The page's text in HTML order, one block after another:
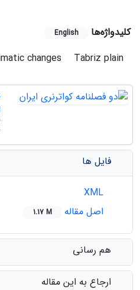
کلیدواژه‌ها English
changes
Tabriz plain
فایل ها
اصل مقاله
1.17 M
هم رسانی
ارجاع به این مقاله